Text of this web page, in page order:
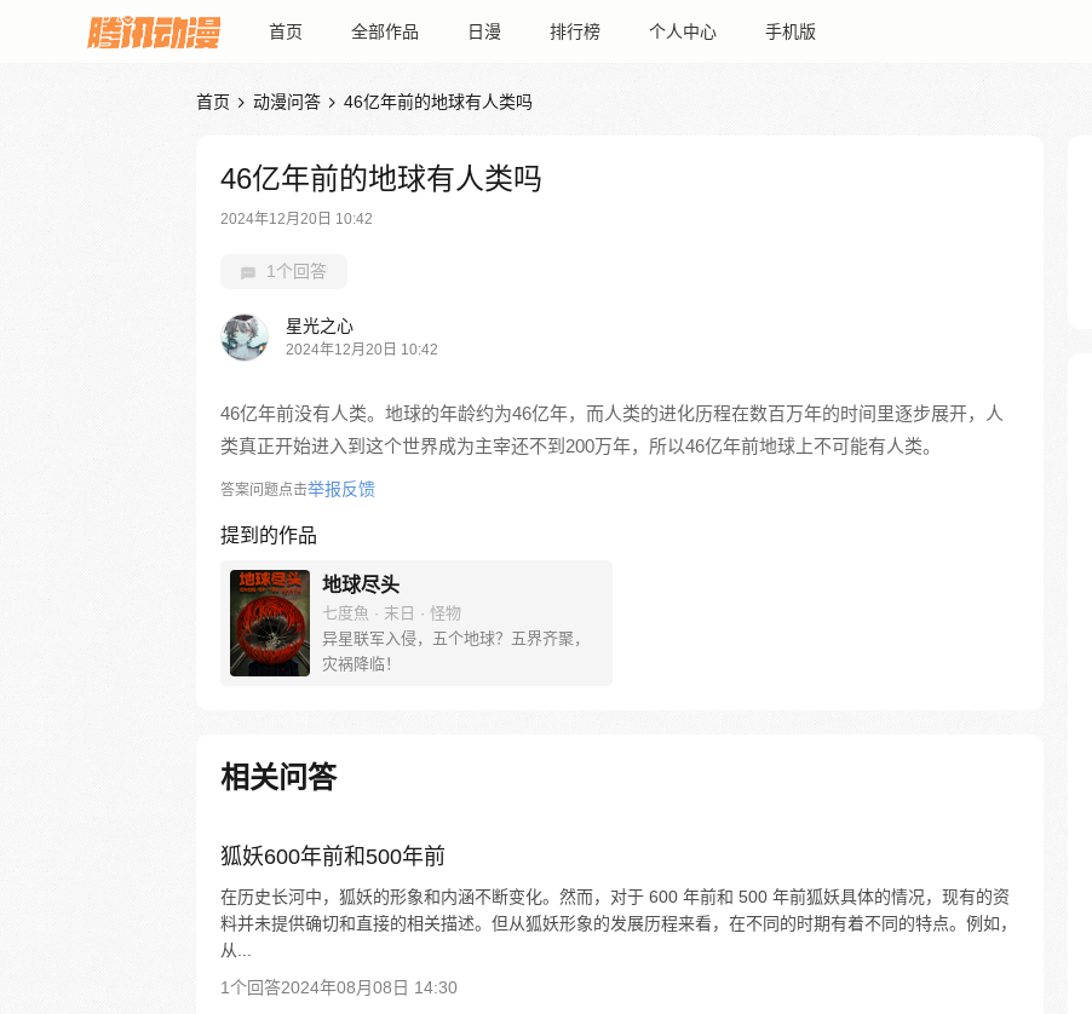
首页 全部作品 日漫 排行榜 个人中心 手机版
首页  动漫问答  46亿年前的地球有人类吗
46亿年前的地球有人类吗
2024年12月20日 10:42
1个回答
星光之心
2024年12月20日 10:42
46亿年前没有人类。地球的年龄约为46亿年，而人类的进化历程在数百万年的时间里逐步展开，人
类真正开始进入到这个世界成为主宰还不到200万年，所以46亿年前地球上不可能有人类。
答案问题点击举报反馈
提到的作品
地球尽头
七度魚 · 末日 · 怪物
异星联军入侵，五个地球？五界齐聚，
灾祸降临！
相关问答
狐妖600年前和500年前
在历史长河中，狐妖的形象和内涵不断变化。然而，对于 600 年前和 500 年前狐妖具体的情况，现有的资
料并未提供确切和直接的相关描述。但从狐妖形象的发展历程来看，在不同的时期有着不同的特点。例如，
从...
1个回答2024年08月08日 14:30